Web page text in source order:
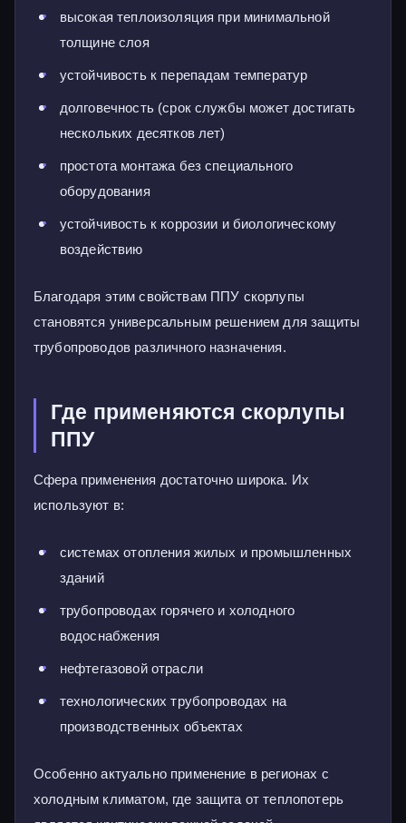
высокая теплоизоляция при минимальной
толщине слоя
устойчивость к перепадам температур
долговечность (срок службы может достигать
нескольких десятков лет)
простота монтажа без специального
оборудования
устойчивость к коррозии и биологическому
воздействию
Благодаря этим свойствам ППУ скорлупы
становятся универсальным решением для защиты
трубопроводов различного назначения.
Где применяются скорлупы
ППУ
Сфера применения достаточно широка. Их
используют в:
системах отопления жилых и промышленных
зданий
трубопроводах горячего и холодного
водоснабжения
нефтегазовой отрасли
технологических трубопроводах на
производственных объектах
Особенно актуально применение в регионах с
холодным климатом, где защита от теплопотерь